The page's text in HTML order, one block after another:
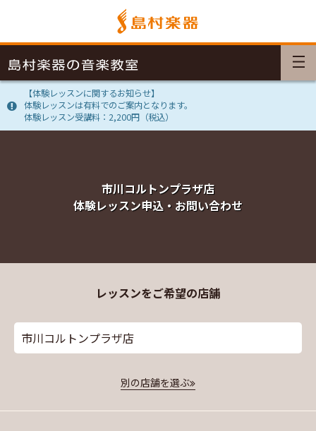
【体験レッスンに関するお知らせ】
体験レッスンは有料でのご案内となります。
体験レッスン受講料：2,200円（税込）
市川コルトンプラザ店
体験レッスン申込・お問い合わせ
レッスンをご希望の店舗
市川コルトンプラザ店
別の店舗を選ぶ